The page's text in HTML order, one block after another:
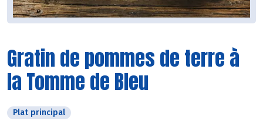
Gratin de pommes de terre à
la Tomme de Bleu
Plat principal